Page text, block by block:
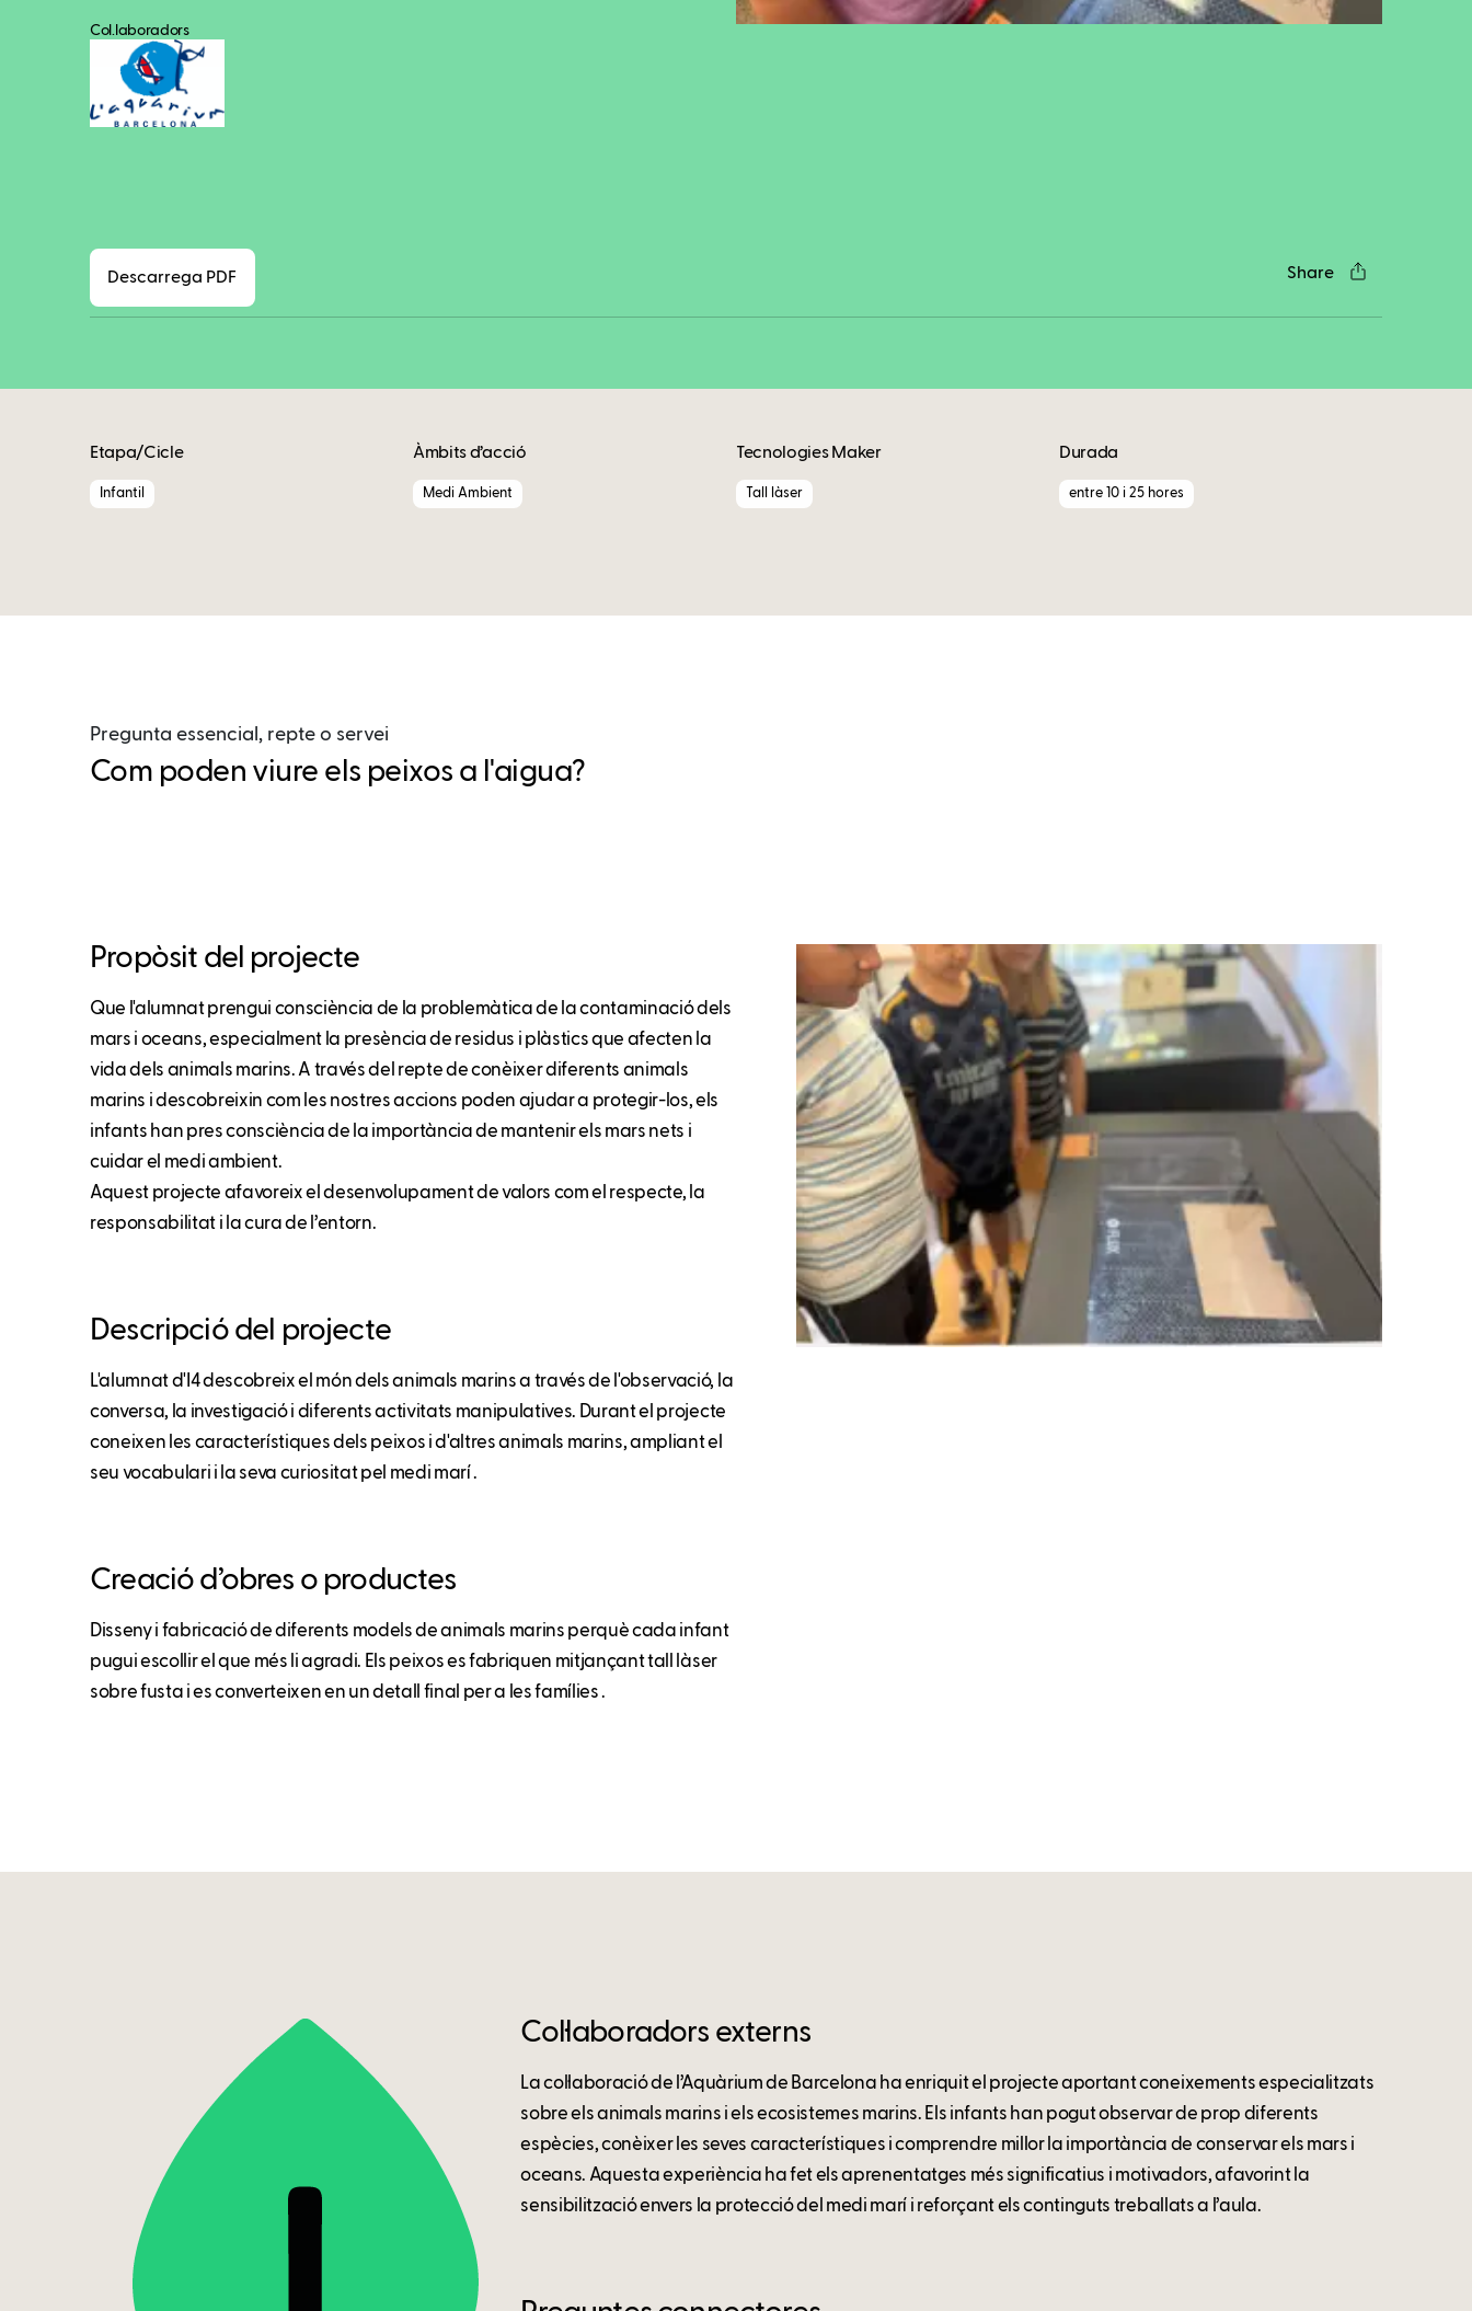
Col.laboradors
Descarrega PDF Share
Etapa/Cicle
Infantil
Àmbits d’acció
Medi Ambient
Tecnologies Maker
Tall làser
Durada
entre 10 i 25 hores
Pregunta essencial, repte o servei
Com poden viure els peixos a l'aigua?
Propòsit del projecte
Que l'alumnat prengui consciència de la problemàtica de la contaminació dels
mars i oceans, especialment la presència de residus i plàstics que afecten la
vida dels animals marins. A través del repte de conèixer diferents animals
marins i descobreixin com les nostres accions poden ajudar a protegir-los, els
infants han pres consciència de la importància de mantenir els mars nets i
cuidar el medi ambient.
Aquest projecte afavoreix el desenvolupament de valors com el respecte, la
responsabilitat i la cura de l’entorn.
Descripció del projecte
L'alumnat d'I4 descobreix el món dels animals marins a través de l'observació, la
conversa, la investigació i diferents activitats manipulatives. Durant el projecte
coneixen les característiques dels peixos i d'altres animals marins, ampliant el
seu vocabulari i la seva curiositat pel medi marí .
Creació d’obres o productes
Disseny i fabricació de diferents models de animals marins perquè cada infant
pugui escollir el que més li agradi. Els peixos es fabriquen mitjançant tall làser
sobre fusta i es converteixen en un detall final per a les famílies .
Col·laboradors externs
La col·laboració de l’Aquàrium de Barcelona ha enriquit el projecte aportant coneixements especialitzats
sobre els animals marins i els ecosistemes marins. Els infants han pogut observar de prop diferents
espècies, conèixer les seves característiques i comprendre millor la importància de conservar els mars i
oceans. Aquesta experiència ha fet els aprenentatges més significatius i motivadors, afavorint la
sensibilització envers la protecció del medi marí i reforçant els continguts treballats a l’aula.